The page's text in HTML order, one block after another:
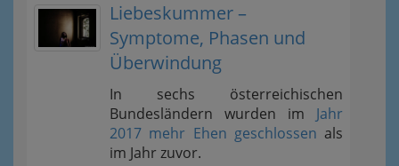
Liebeskummer –
Symptome, Phasen und
Überwindung
In sechs österreichischen
Bundesländern wurden im Jahr
2017 mehr Ehen geschlossen als
im Jahr zuvor.